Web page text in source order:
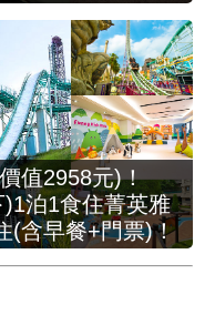
值2958元)！
泊1食住菁英雅
(含早餐+門票)！